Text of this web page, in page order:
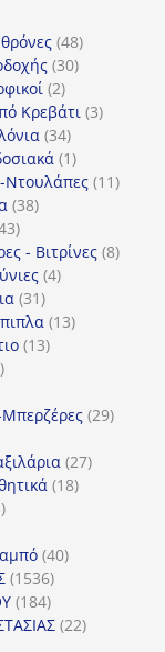
4848
προϊόντα
3030
22
προϊόντα
Κρεβάτι 33
3434
προϊόντα
11
προϊόν
Ντουλάπες 1111
3838
43
προϊόντα
- Βιτρίνες 88
44
3131
προϊόντα
1313
1313
1
2929
2727
1818
3
4040
15361536
προϊόντα
184184
προϊόντα
2222